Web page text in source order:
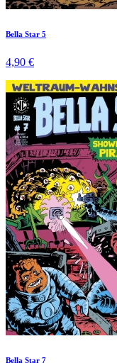
Bella Star 5
4,90 €
Bella Star 7